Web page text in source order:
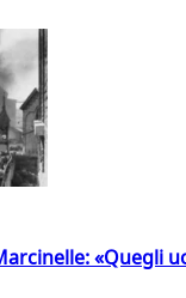
«Quegli